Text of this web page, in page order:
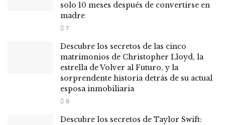
solo 10 meses después de convertirse en
madre
7
Descubre los secretos de las cinco
matrimonios de Christopher Lloyd, la
estrella de Volver al Futuro, y la
sorprendente historia detrás de su actual
esposa inmobiliaria
8
Descubre los secretos de Taylor Swift: